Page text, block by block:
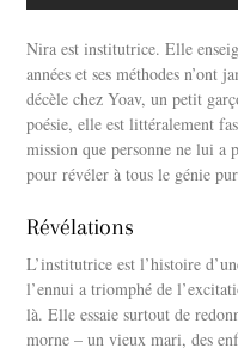
Nira est institutrice. Elle
années et ses méthodes n’ont
décèle chez Yoav, un petit
poésie, elle est littéralement
mission que personne ne lui a
pour révéler à tous le génie
Révélations
L’institutrice est l’histoire
l’ennui a triomphé de
là. Elle essaie surtout de
morne – un vieux mari, des